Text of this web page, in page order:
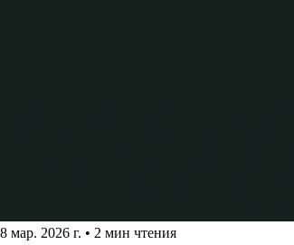
8 мар. 2026 г. • 2 мин чтения